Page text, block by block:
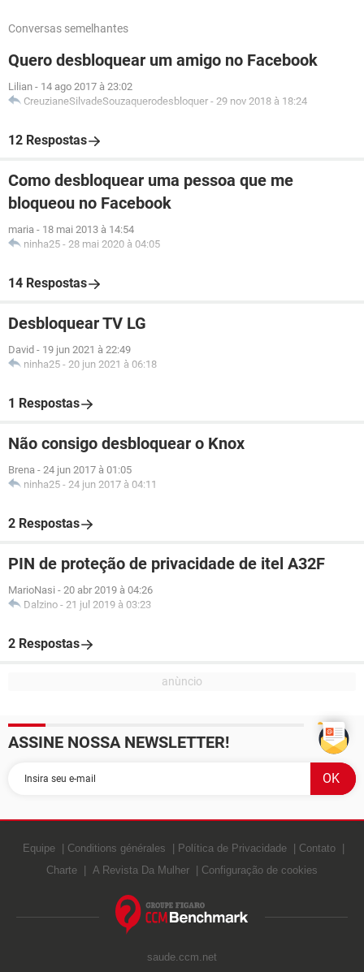
Conversas semelhantes
Quero desbloquear um amigo no Facebook
Lilian - 14 ago 2017 à 23:02
CreuzianeSilvadeSouzaquerodesbloquer - 29 nov 2018 à 18:24
12 Respostas
Como desbloquear uma pessoa que me
bloqueou no Facebook
maria - 18 mai 2013 à 14:54
ninha25 - 28 mai 2020 à 04:05
14 Respostas
Desbloquear TV LG
David - 19 jun 2021 à 22:49
ninha25 - 20 jun 2021 à 06:18
1 Respostas
Não consigo desbloquear o Knox
Brena - 24 jun 2017 à 01:05
ninha25 - 24 jun 2017 à 04:11
2 Respostas
PIN de proteção de privacidade de itel A32F
MarioNasi - 20 abr 2019 à 04:26
Dalzino - 21 jul 2019 à 03:23
2 Respostas
ASSINE NOSSA NEWSLETTER!
Equipe Conditions générales Política de Privacidade
Contato
Charte
A Revista Da Mulher Configuração de cookies
saude.ccm.net